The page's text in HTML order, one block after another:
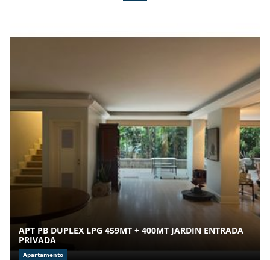
APT PB DUPLEX LPG 459MT + 400MT JARDIN ENTRADA
PRIVADA
Apartamento